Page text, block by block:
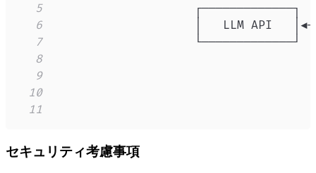
5
6
7
8
9
10
11
セキュリティ考慮事項